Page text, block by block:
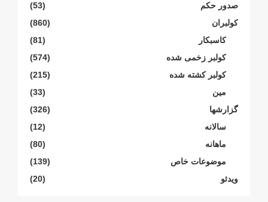
صدور حکم
(53)
کولبران
(860)
کاسبکار
(81)
کولبر زخمی شدە
(574)
کولبر کشتە شدە
(215)
مین
(33)
گزارشها
(326)
سالانە
(12)
ماهانە
(80)
موضوعات خاص
(139)
ویدئو
(20)